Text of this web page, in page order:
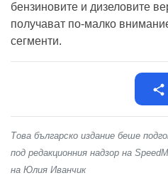
бензиновите и дизеловите
получават по-малко
сегменти.
Това българско издание беше
под редакционния надзор на
на Юлия Иванчик